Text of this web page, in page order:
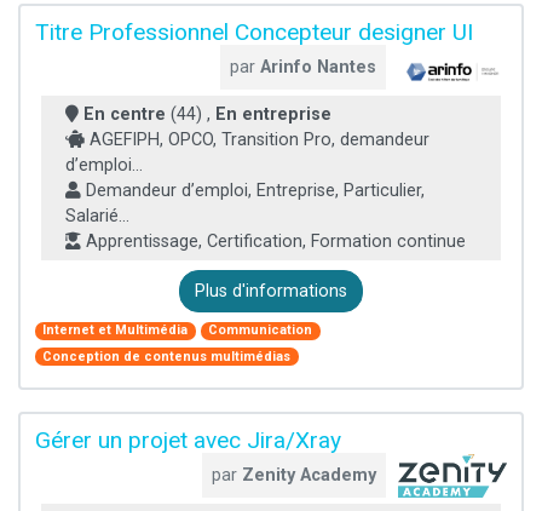
Titre Professionnel Concepteur designer UI
par Arinfo Nantes
En centre (44) , En entreprise
AGEFIPH, OPCO, Transition Pro, demandeur
d’emploi...
Demandeur d’emploi, Entreprise, Particulier,
Salarié...
Apprentissage, Certification, Formation continue
Plus d'informations
Internet et Multimédia
Communication
Conception de contenus multimédias
Gérer un projet avec Jira/Xray
par Zenity Academy